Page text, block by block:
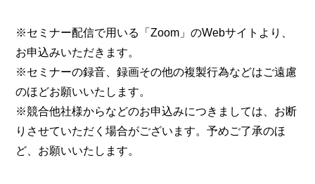
※セミナー配信で用いる「Zoom」のWebサイトより、
お申込みいただきます。
※セミナーの録音、録画その他の複製行為などはご遠慮
のほどお願いいたします。
※競合他社様からなどのお申込みにつきましては、お断
りさせていただく場合がございます。予めご了承のほ
ど、お願いいたします。